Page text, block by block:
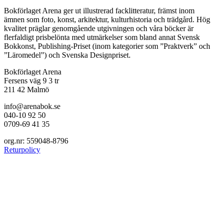
Bokförlaget Arena ger ut illustrerad facklitteratur, främst inom
ämnen som foto, konst, arkitektur, kulturhistoria och trädgård. Hög
kvalitet präglar genomgående utgivningen och våra böcker är
flerfaldigt prisbelönta med utmärkelser som bland annat Svensk
Bokkonst, Publishing-Priset (inom kategorier som ”Praktverk” och
”Läromedel”) och Svenska Designpriset.
Bokförlaget Arena
Fersens väg 9 3 tr
211 42 Malmö
info@arenabok.se
040-10 92 50
0709-69 41 35
org.nr: 559048-8796
Returpolicy